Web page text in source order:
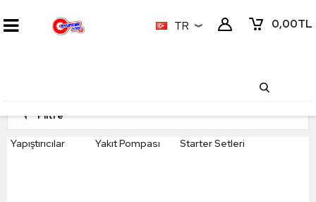
0,00TL
TR
Filtre
Yapıştırıcılar Yakıt Pompası Starter Setleri